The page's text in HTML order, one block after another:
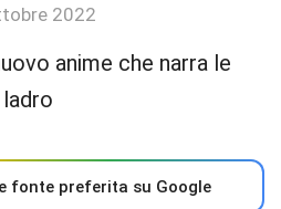
2022
fonte preferita su Google